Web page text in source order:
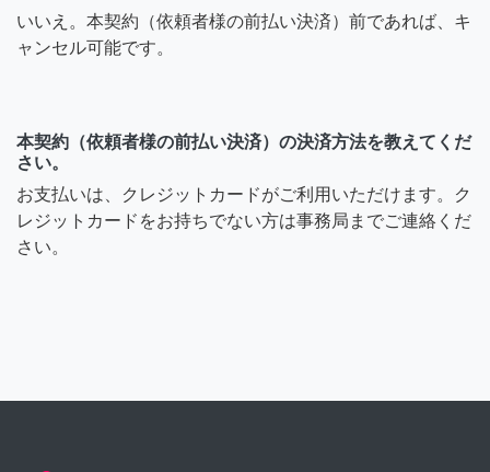
いいえ。本契約（依頼者様の前払い決済）前であれば、キ
ャンセル可能です。
本契約（依頼者様の前払い決済）の決済方法を教えてくだ
さい。
お支払いは、クレジットカードがご利用いただけます。ク
レジットカードをお持ちでない方は事務局までご連絡くだ
さい。